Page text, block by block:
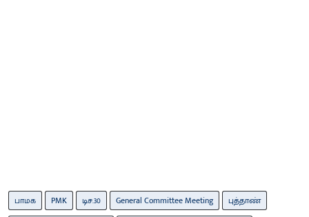
பாமக PMK டிச.30 General Committee Meeting
புத்தாண்